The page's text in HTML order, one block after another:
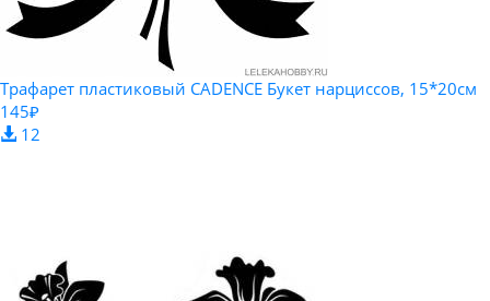
Трафарет пластиковый CADENCE Букет нарциссов, 15*20см
145₽
12